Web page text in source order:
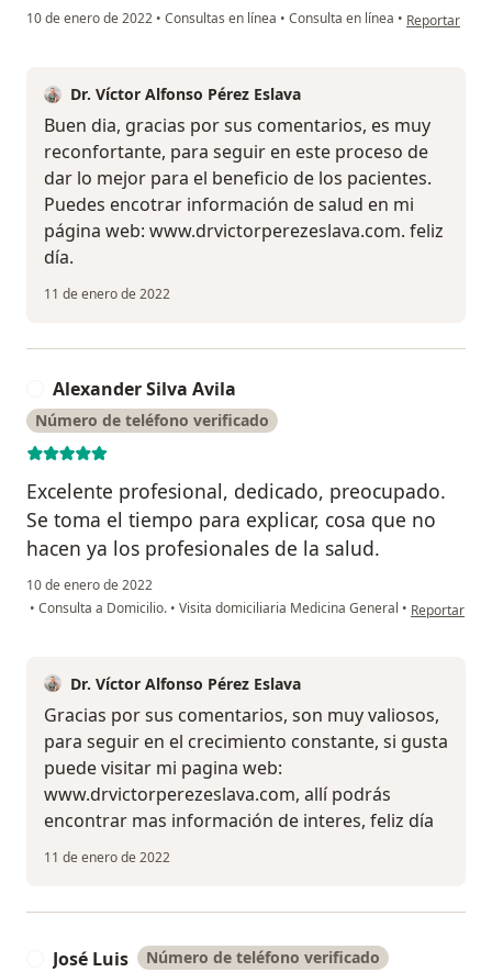
10 de enero de 2022 • Consultas en línea • Consulta en línea • en opinión
Reportar
Dr. Víctor Alfonso Pérez Eslava
Buen dia, gracias por sus comentarios, es muy
reconfortante, para seguir en este proceso de
dar lo mejor para el beneficio de los pacientes.
Puedes encotrar información de salud en mi
página web: www.drvictorperezeslava.com. feliz
día.
11 de enero de 2022
Alexander Silva Avila
Número de teléfono verificado
Excelente profesional, dedicado, preocupado.
Se toma el tiempo para explicar, cosa que no
hacen ya los profesionales de la salud.
10 de enero de 2022
• Consulta a Domicilio. • Visita domiciliaria Medicina General • en opinión
Reportar
Dr. Víctor Alfonso Pérez Eslava
Gracias por sus comentarios, son muy valiosos,
para seguir en el crecimiento constante, si gusta
puede visitar mi pagina web:
www.drvictorperezeslava.com, allí podrás
encontrar mas información de interes, feliz día
11 de enero de 2022
José Luis Número de teléfono verificado